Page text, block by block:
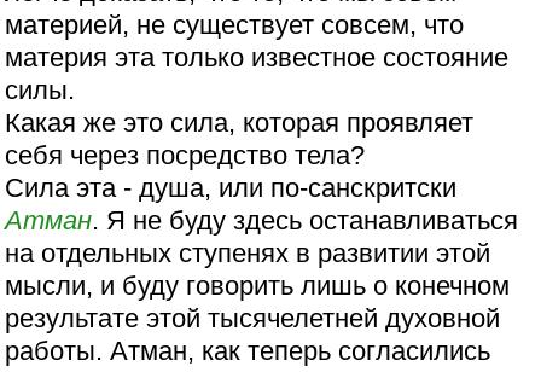
материей, не существует совсем, что
материя эта только известное состояние
силы.
Какая же это сила, которая проявляет
себя через посредство тела?
Сила эта - душа, или по-санскритски
Атман. Я не буду здесь останавливаться
на отдельных ступенях в развитии этой
мысли, и буду говорить лишь о конечном
результате этой тысячелетней духовной
работы. Атман, как теперь согласились